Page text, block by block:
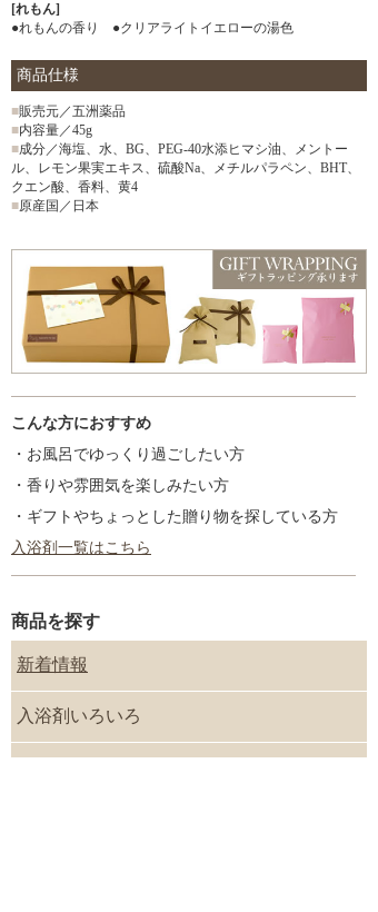
[れもん]
●れもんの香り ●クリアライトイエローの湯色
商品仕様
■販売元／五洲薬品
■内容量／45g
■成分／海塩、水、BG、PEG-40水添ヒマシ油、メントー
ル、レモン果実エキス、硫酸Na、メチルパラペン、BHT、
クエン酸、香料、黄4
■原産国／日本
こんな方におすすめ
・お風呂でゆっくり過ごしたい方
・香りや雰囲気を楽しみたい方
・ギフトやちょっとした贈り物を探している方
入浴剤一覧はこちら
商品を探す
新着情報
入浴剤いろいろ